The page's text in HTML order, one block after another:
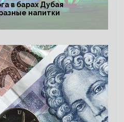
в барах Дубая
напитки